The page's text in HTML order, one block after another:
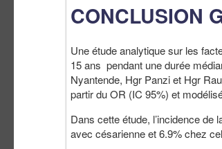
CONCLUSION
Une étude analytique sur les
15 ans pendant une durée
Nyantende, Hgr Panzi et Hgr
partir du OR (IC 95%) et
Dans cette étude, l’incidence
avec césarienne et 6.9% chez